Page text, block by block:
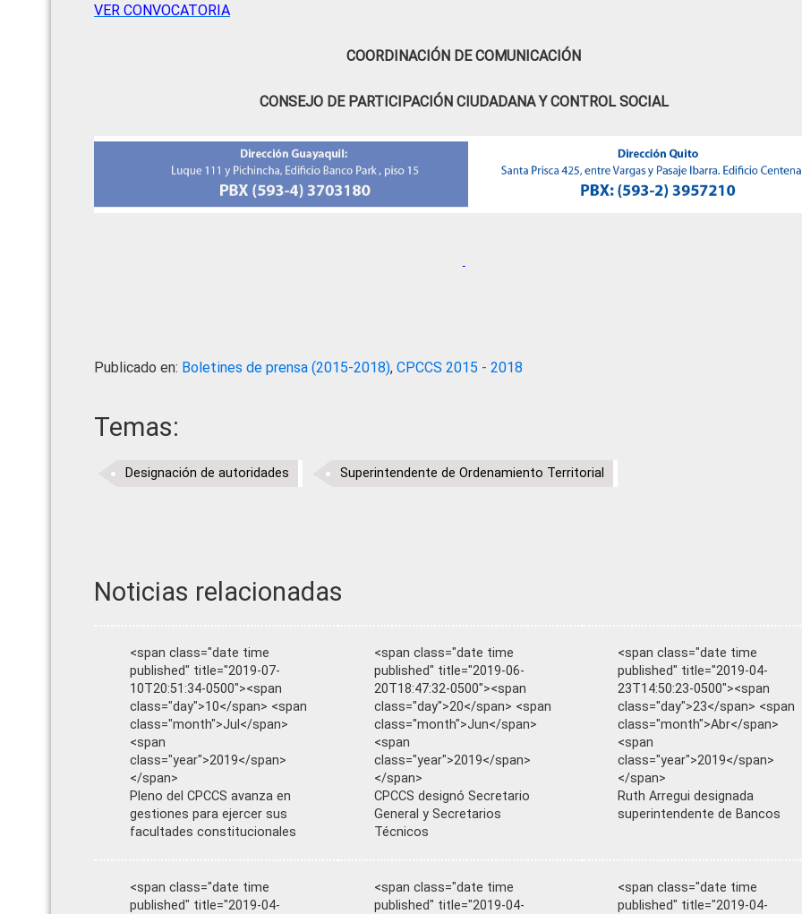
VER CONVOCATORIA
COORDINACIÓN DE COMUNICACIÓN
CONSEJO DE PARTICIPACIÓN CIUDADANA Y CONTROL SOCIAL
Publicado en: Boletines de prensa (2015-2018), CPCCS 2015 - 2018
Temas:
Designación de autoridades Superintendente de Ordenamiento Territorial
Noticias relacionadas
<span class="date time
published" title="2019-07-
10T20:51:34-0500"><span
class="day">10</span> <span
class="month">Jul</span>
<span
class="year">2019</span>
</span>
Pleno del CPCCS avanza en
gestiones para ejercer sus
facultades constitucionales
<span class="date time
published" title="2019-06-
20T18:47:32-0500"><span
class="day">20</span> <span
class="month">Jun</span>
<span
class="year">2019</span>
</span>
CPCCS designó Secretario
General y Secretarios
Técnicos
<span class="date time
published" title="2019-04-
23T14:50:23-0500"><span
class="day">23</span> <span
class="month">Abr</span>
<span
class="year">2019</span>
</span>
Ruth Arregui designada
superintendente de Bancos
<span class="date time
published" title="2019-04-
<span class="date time
published" title="2019-04-
<span class="date time
published" title="2019-04-